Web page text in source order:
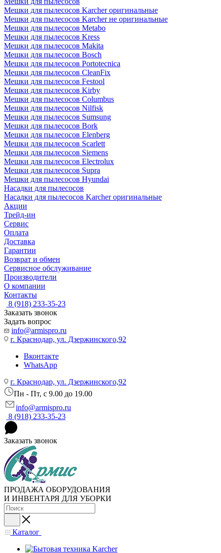
Мешки для пылесосов Karcher оригинальные
Мешки для пылесосов Karcher не оригинальные
Мешки для пылесосов Metabo
Мешки для пылесосов Kress
Мешки для пылесосов Makita
Мешки для пылесосов Bosch
Мешки для пылесосов Portotecnica
Мешки для пылесосов CleanFix
Мешки для пылесосов Festool
Мешки для пылесосов Kirby
Мешки для пылесосов Columbus
Мешки для пылесосов Nilfisk
Мешки для пылесосов Sumsung
Мешки для пылесосов Bork
Мешки для пылесосов Elenberg
Мешки для пылесосов Scarlett
Мешки для пылесосов Siemens
Мешки для пылесосов Electrolux
Мешки для пылесосов Supra
Мешки для пылесосов Hyundai
Насадки для пылесосов
Насадки для пылесосов Karcher оригинальные
Акции
Трейд-ин
Сервис
Оплата
Доставка
Гарантии
Возврат и обмен
Сервисное обслуживание
Производители
О компании
Контакты
8 (918) 233-35-23
Заказать звонок
Задать вопрос
info@armispro.ru
г. Краснодар, ул. Дзержинского,92
Вконтакте
WhatsApp
г. Краснодар, ул. Дзержинского,92
Пн - Пт, c 9.00 до 19.00
info@armispro.ru
8 (918) 233-35-23
Заказать звонок
ПРОДАЖА ОБОРУДОВАНИЯ
И ИНВЕНТАРЯ ДЛЯ УБОРКИ
Каталог